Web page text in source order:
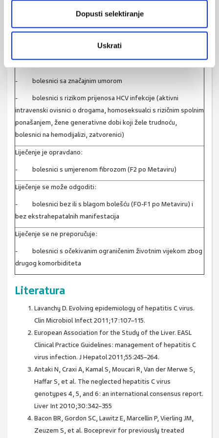
Dopusti selektiranje
Uskrati
transplantacije jetre
- bolesnici sa značajnim umorom
- bolesnici s rizikom prijenosa HCV infekcije (aktivni
intravenski ovisnici o drogama, homoseksualci s rizičnim spolnim
ponašanjem, žene generativne dobi koji žele trudnoću,
bolesnici na hemodijalizi, zatvorenici)
Liječenje je opravdano:
- bolesnici s umjerenom fibrozom (F2 po Metaviru)
Liječenje se može odgoditi:
- bolesnici bez ili s blagom bolešću (F0-F1 po Metaviru) i
bez ekstrahepatalnih manifestacija
Liječenje se ne preporučuje:
- bolesnici s očekivanim ograničenim životnim vijekom zbog
drugog komorbiditeta
Literatura
Lavanchy D. Evolving epidemiology of hepatitis C virus.
Clin Microbiol Infect 2011;17:107–115.
European Association for the Study of the Liver. EASL
Clinical Practice Guidelines: management of hepatitis C
virus infection. J Hepatol 2011;55:245–264.
Antaki N, Craxi A, Kamal S, Moucari R, Van der Merwe S,
Haffar S, et al. The neglected hepatitis C virus
genotypes 4, 5, and 6: an international consensus report.
Liver Int 2010;30:342–355
Bacon BR, Gordon SC, Lawitz E, Marcellin P, Vierling JM,
Zeuzem S, et al. Boceprevir for previously treated